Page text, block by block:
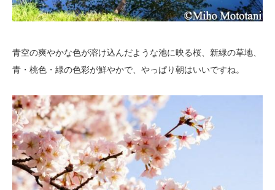
青空の爽やかな色が溶け込んだような池に映る桜、新緑の草地、
青・桃色・緑の色彩が鮮やかで、やっぱり朝はいいですね。